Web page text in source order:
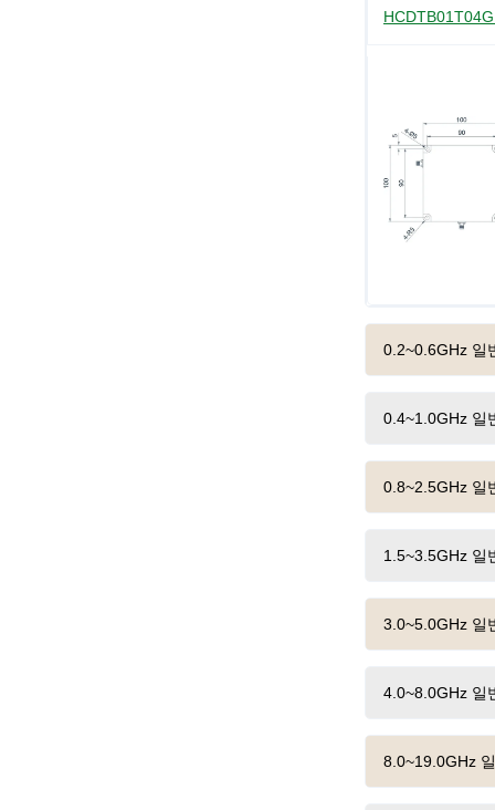
0.2~0.6GHz 일
0.4~1.0GHz 일
0.8~2.5GHz 일
1.5~3.5GHz 일
3.0~5.0GHz 일
4.0~8.0GHz 일
8.0~19.0GHz